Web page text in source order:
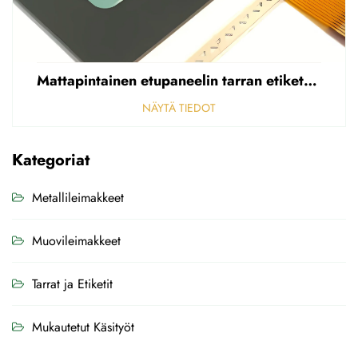
Mattapintainen etupaneelin tarran etiketti, reikäinen sumea, 0,25 mm paksuinen polycarbonaatti-/PVC-tarran etiketti
NÄYTÄ TIEDOT
Kategoriat
Metallileimakkeet
Muovileimakkeet
Tarrat ja Etiketit
Mukautetut Käsityöt